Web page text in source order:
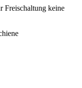
Freischaltung keine